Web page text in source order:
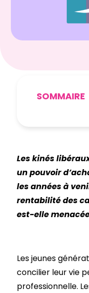
SOMMAIRE
Les kinés
un pouvoir
les années à
rentabilité des
est-elle
Les jeunes
concilier leur vie
professionnelle.